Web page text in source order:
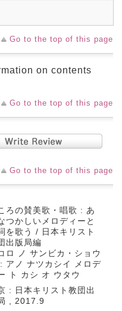
Go to the top of this page
on contents
Go to the top of this page
Go to the top of this page
ろの賛美歌・唱歌 : あ
つかしいメロディーと
を歌う / 日本キリスト
出版局編
ロ ノ サンビカ・ショウ
アノ ナツカシイ メロデ
ト カシ オ ウタウ
: 日本キリスト教団出
, 2017.9